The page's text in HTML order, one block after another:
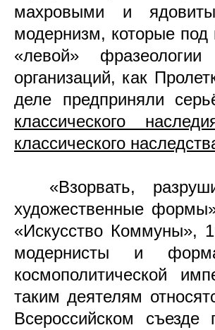
махровыми и
модернизм, которые под
«левой»
организаций, как
деле предприняли
классического
классического
«Взорвать,
художественные
«Искусство Коммуны»,
модернисты и
космополитической
таким деятелям
Всероссийском